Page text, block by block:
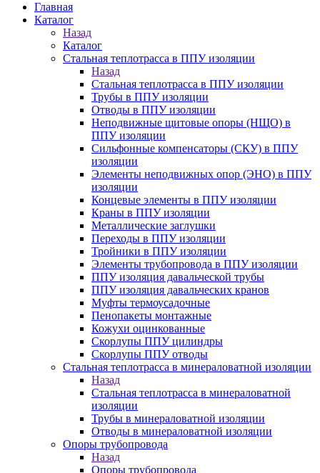
Главная
Каталог
Назад
Каталог
Стальная теплотрасса в ППУ изоляции
Назад
Стальная теплотрасса в ППУ изоляции
Трубы в ППУ изоляции
Отводы в ППУ изоляции
Неподвижные щитовые опоры (НЩО) в
ППУ изоляции
Cильфонные компенсаторы (СКУ) в ППУ
изоляции
Элементы неподвижных опор (ЭНО) в ППУ
изоляции
Концевые элементы в ППУ изоляции
Краны в ППУ изоляции
Металлические заглушки
Переходы в ППУ изоляции
Тройники в ППУ изоляции
Элементы трубопровода в ППУ изоляции
ППУ изоляция давальческой трубы
ППУ изоляция давальческих кранов
Муфты термоусадочные
Пенопакеты монтажные
Кожухи оцинкованные
Скорлупы ППУ цилиндры
Скорлупы ППУ отводы
Стальная теплотрасса в минераловатной изоляции
Назад
Стальная теплотрасса в минераловатной
изоляции
Трубы в минераловатной изоляции
Отводы в минераловатной изоляции
Опоры трубопровода
Назад
Опоры трубопровода